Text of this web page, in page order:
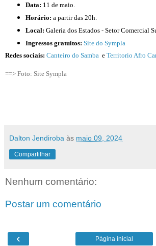
Data: 11 de maio.
Horário: a partir das 20h.
Local: Galeria dos Estados - Setor Comercial
Ingressos gratuitos: Site do Sympla
Redes sociais: Canteiro do Samba e Territorio Afro
==> Foto: Site Sympla
Dalton Jendiroba às maio 09, 2024
Compartilhar
Nenhum comentário:
Postar um comentário
‹ Página inicial